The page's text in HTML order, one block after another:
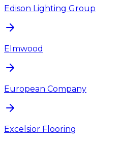
Edison Lighting Group
Elmwood
European Company
Excelsior Flooring